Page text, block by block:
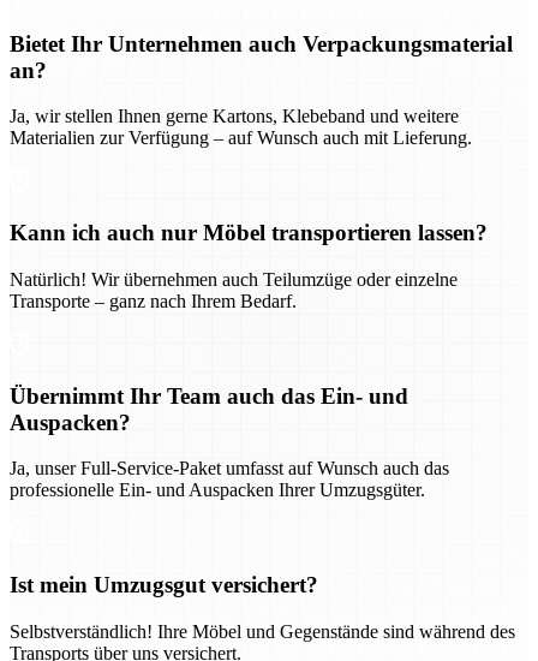
Bietet Ihr Unternehmen auch Verpackungsmaterial
an?
Ja, wir stellen Ihnen gerne Kartons, Klebeband und weitere
Materialien zur Verfügung – auf Wunsch auch mit Lieferung.
Kann ich auch nur Möbel transportieren lassen?
Natürlich! Wir übernehmen auch Teilumzüge oder einzelne
Transporte – ganz nach Ihrem Bedarf.
Übernimmt Ihr Team auch das Ein- und
Auspacken?
Ja, unser Full-Service-Paket umfasst auf Wunsch auch das
professionelle Ein- und Auspacken Ihrer Umzugsgüter.
Ist mein Umzugsgut versichert?
Selbstverständlich! Ihre Möbel und Gegenstände sind während des
Transports über uns versichert.